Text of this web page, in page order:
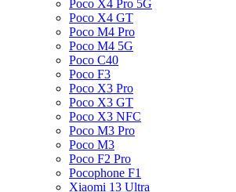
Poco X4 Pro 5G
Poco X4 GT
Poco M4 Pro
Poco M4 5G
Poco C40
Poco F3
Poco X3 Pro
Poco X3 GT
Poco X3 NFC
Poco M3 Pro
Poco M3
Poco F2 Pro
Pocophone F1
Xiaomi 13 Ultra